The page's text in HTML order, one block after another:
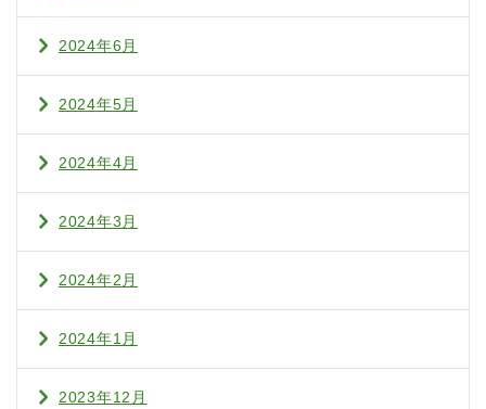
2024年6月
2024年5月
2024年4月
2024年3月
2024年2月
2024年1月
2023年12月